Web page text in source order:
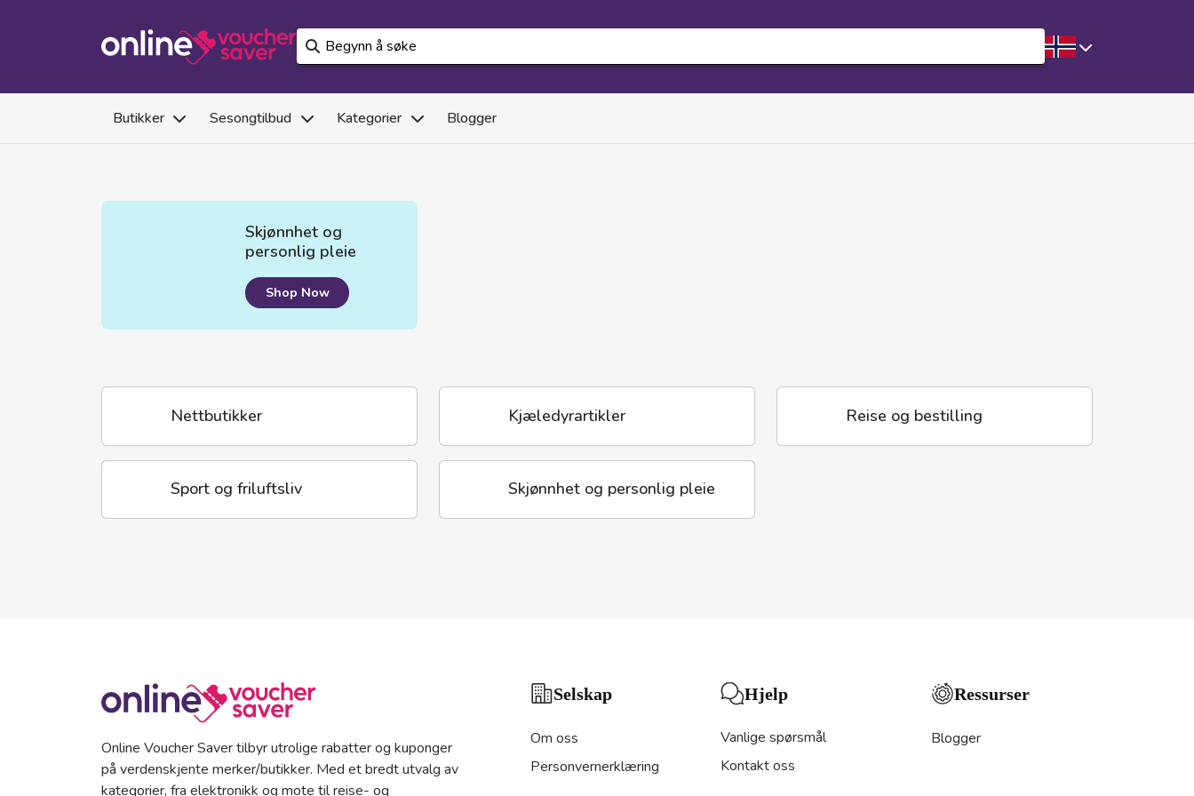
Butikker Sesongtilbud Kategorier Blogger
Skjønnhet og
personlig pleie
Shop Now
Nettbutikker Kjæledyrartikler Reise og bestilling
Sport og friluftsliv Skjønnhet og personlig pleie
Online Voucher Saver tilbyr utrolige rabatter og kuponger
på verdenskjente merker/butikker. Med et bredt utvalg av
kategorier, fra elektronikk og mote til reise- og
Selskap
Om oss
Personvernerklæring
Hjelp
Vanlige spørsmål
Kontakt oss
Ressurser
Blogger